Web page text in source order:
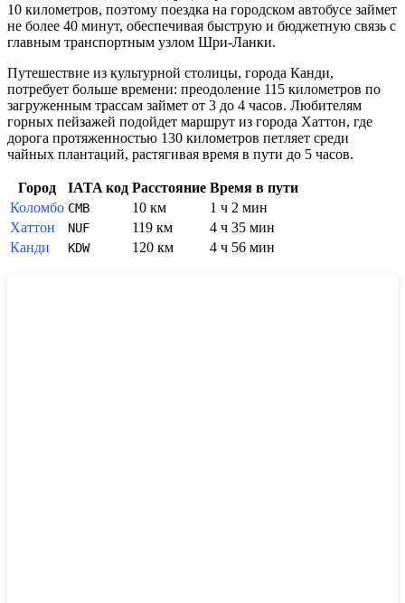
10 километров, поэтому поездка на городском автобусе займет
не более 40 минут, обеспечивая быструю и бюджетную связь с
главным транспортным узлом Шри-Ланки.
Путешествие из культурной столицы, города Канди,
потребует больше времени: преодоление 115 километров по
загруженным трассам займет от 3 до 4 часов. Любителям
горных пейзажей подойдет маршрут из города Хаттон, где
дорога протяженностью 130 километров петляет среди
чайных плантаций, растягивая время в пути до 5 часов.
Город IATA код Расстояние Время в пути
Коломбо CMB 10 км
1 ч 2 мин
Хаттон
NUF 119 км
4 ч 35 мин
Канди
KDW 120 км 4 ч 56 мин